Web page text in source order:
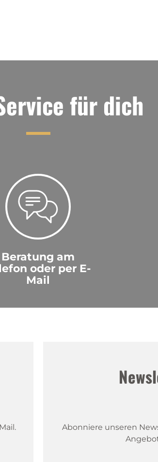
für dich
Beratung am
oder per E-
Mail
Abonniere unseren